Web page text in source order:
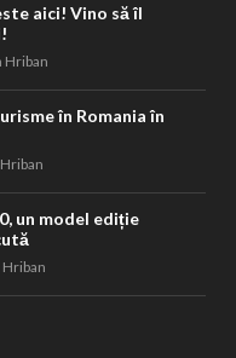
aici! Vino să îl
Hriban
în Romania în
un model ediție